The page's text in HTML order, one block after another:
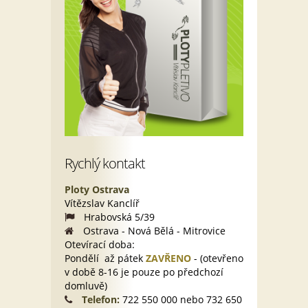
Rychlý kontakt
Ploty Ostrava
Vítězslav Kanclíř
Hrabovská 5/39
Ostrava - Nová Bělá - Mitrovice
Otevírací doba:
Pondělí až pátek ZAVŘENO - (otevřeno
v době 8-16 je pouze po předchozí
domluvě)
Telefon: 722 550 000 nebo 732 650